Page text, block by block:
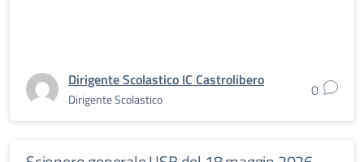
Dirigente Scolastico IC Castrolibero
Dirigente Scolastico 0